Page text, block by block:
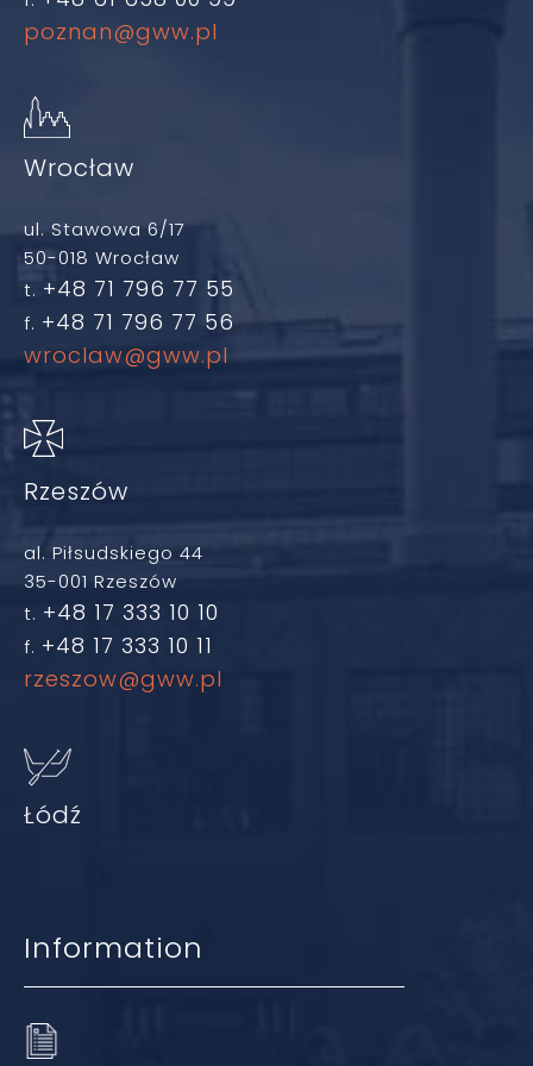
poznan@gww.pl
Wrocław
ul. Stawowa 6/17
50-018 Wrocław
t. +48 71 796 77 55
f. +48 71 796 77 56
wroclaw@gww.pl
Rzeszów
al. Piłsudskiego 44
35-001 Rzeszów
t. +48 17 333 10 10
f. +48 17 333 10 11
rzeszow@gww.pl
Łódź
Information